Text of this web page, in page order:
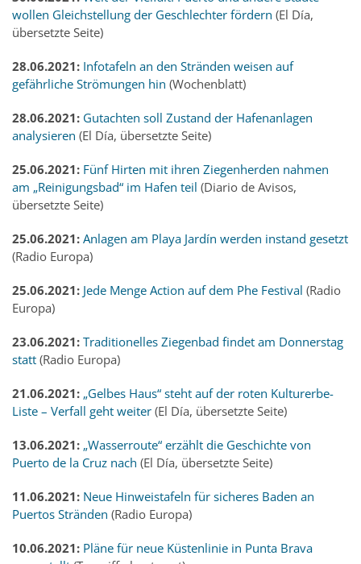
wollen Gleichstellung der Geschlechter fördern (El Día,
übersetzte Seite)
28.06.2021: Infotafeln an den Stränden weisen auf
gefährliche Strömungen hin (Wochenblatt)
28.06.2021: Gutachten soll Zustand der Hafenanlagen
analysieren (El Día, übersetzte Seite)
25.06.2021: Fünf Hirten mit ihren Ziegenherden nahmen
am „Reinigungsbad“ im Hafen teil (Diario de Avisos,
übersetzte Seite)
25.06.2021: Anlagen am Playa Jardín werden instand gesetzt
(Radio Europa)
25.06.2021: Jede Menge Action auf dem Phe Festival (Radio
Europa)
23.06.2021: Traditionelles Ziegenbad findet am Donnerstag
statt(Radio Europa)
21.06.2021: „Gelbes Haus“ steht auf der roten Kulturerbe-
Liste – Verfall geht weiter(El Día, übersetzte Seite)
13.06.2021: „Wasserroute“ erzählt die Geschichte von
Puerto de la Cruz nach (El Día, übersetzte Seite)
11.06.2021: Neue Hinweistafeln für sicheres Baden an
Puertos Stränden (Radio Europa)
10.06.2021: Pläne für neue Küstenlinie in Punta Brava